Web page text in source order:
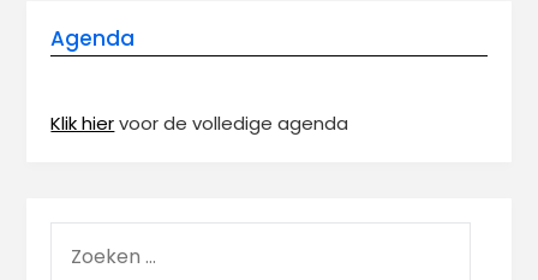
Agenda
Klik hiervoor de volledige agenda